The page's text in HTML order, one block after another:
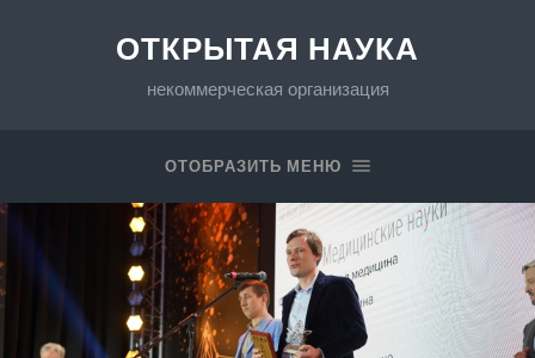
ОТКРЫТАЯ НАУКА
некоммерческая организация
ОТОБРАЗИТЬ МЕНЮ